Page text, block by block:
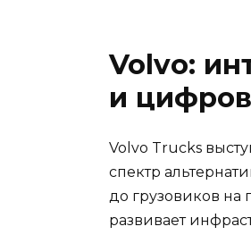
Volvo:
и
Volvo Trucks
спектр
до грузовиков на
развивает